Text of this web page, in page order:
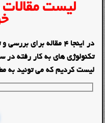
لیست مقالات
در اینجا 4 مقاله برای
تکنولوژی های به کار رفته در
لیست کردیم که می تونید به